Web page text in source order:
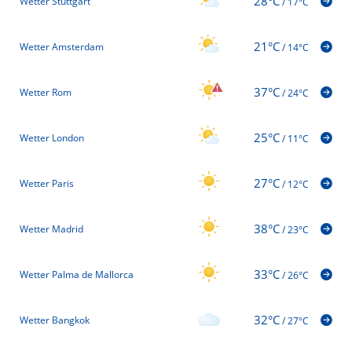
Wetter Amsterdam 21°C/14°C
Wetter Rom 37°C/24°C
Wetter London 25°C/11°C
Wetter Paris 27°C/12°C
Wetter Madrid 38°C/23°C
Wetter Palma de Mallorca 33°C/26°C
Wetter Bangkok 32°C/27°C